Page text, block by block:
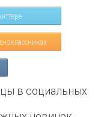
в социальных